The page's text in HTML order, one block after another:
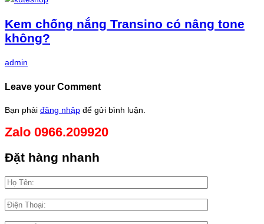
Kem chống nắng Transino có nâng tone
không?
admin
Leave your Comment
Bạn phải đăng nhập để gửi bình luận.
Zalo 0966.209920
Đặt hàng nhanh